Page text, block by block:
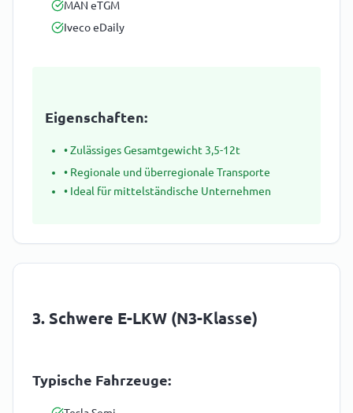
MAN eTGM
Iveco eDaily
Eigenschaften:
• Zulässiges Gesamtgewicht 3,5-12t
• Regionale und überregionale Transporte
• Ideal für mittelständische Unternehmen
3. Schwere E-LKW (N3-Klasse)
Typische Fahrzeuge: